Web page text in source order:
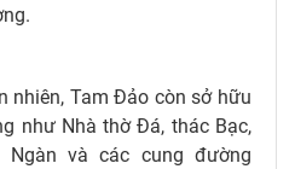
nhiên, Tam Đảo còn sở hữu
như Nhà thờ Đá, thác Bạc,
Ngàn và các cung đường